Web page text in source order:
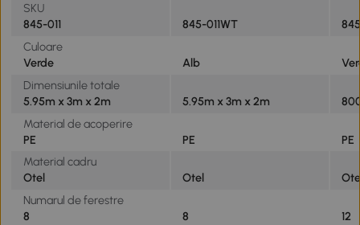
SKU
845-011
845-011WT
Culoare
Verde
Alb
Dimensiunile totale
5.95m x 3m x 2m
5.95m x 3m x 2m
Material de acoperire
PE
PE
PE
Material cadru
Otel
Otel
Numarul de ferestre
8
8
12